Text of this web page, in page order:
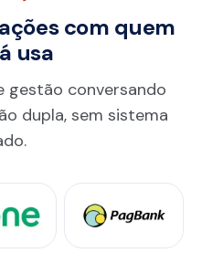
com quem
usa
gestão conversando
dupla, sem sistema